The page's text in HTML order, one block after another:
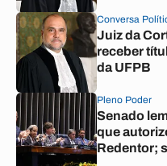
Conversa
Juiz da
receber
da UFPB
Pleno Poder
Senado
que
Redentor;